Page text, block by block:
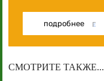
подробнее
СМОТРИТЕ ТАКЖЕ...